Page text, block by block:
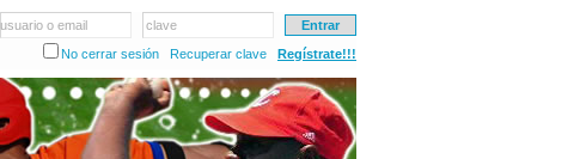
usuario o email
clave
No cerrar sesión
Recuperar clave Regístrate!!!